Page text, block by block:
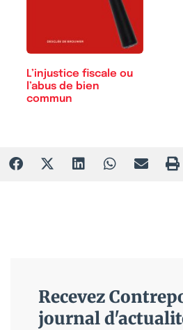
L’injustice fiscale ou
l’abus de bien
commun
Recevez
journal